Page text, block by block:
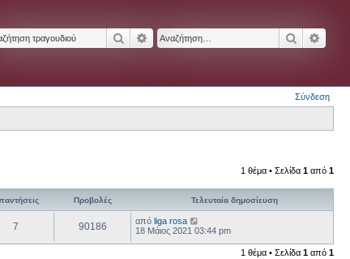
ΑναζήτησηΕιδική αναζήτηση
Σύνδεση
1 θέμα • Σελίδα 1 από 1
Προβολές Τελευταία δημοσίευση
7 90186 από liga rosa
18 Μάιος 2021 03:44 pm
1 θέμα • Σελίδα 1 από 1